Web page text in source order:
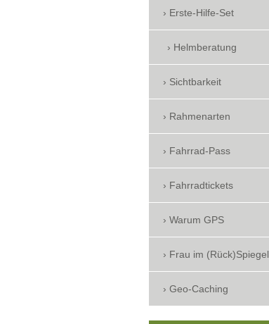
Erste-Hilfe-Set
Helmberatung
Sichtbarkeit
Rahmenarten
Fahrrad-Pass
Fahrradtickets
Warum GPS
Frau im (Rück)Spiegel
Geo-Caching